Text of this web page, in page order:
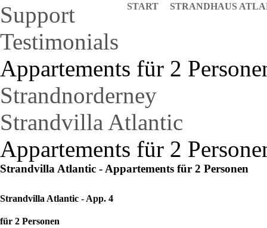
START STRANDHAUS
Support
Testimonials
Appartements für 2
Strandnorderney
Strandvilla Atlantic
Appartements für 2
Strandvilla Atlantic - Appartements für 2 Personen
Strandvilla Atlantic - App. 4
für 2 Personen